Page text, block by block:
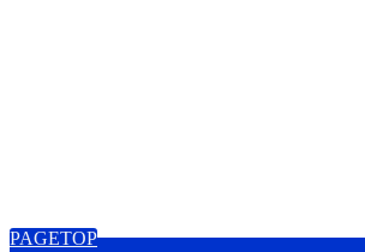
PAGETOP